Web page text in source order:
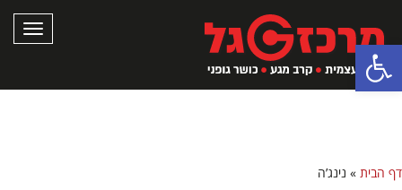
פתח סרגל נגישות
דף הבית » נינג’ה